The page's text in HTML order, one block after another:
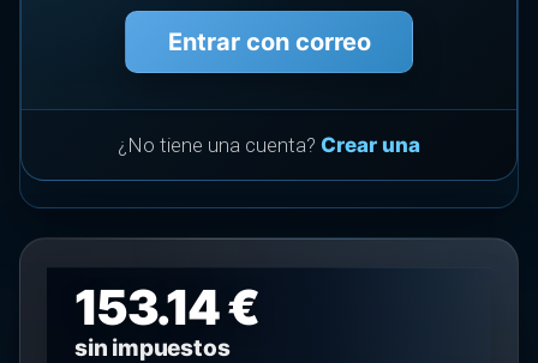
Entrar con correo
¿No tiene una cuenta? Crear una
153.14 €
sin impuestos